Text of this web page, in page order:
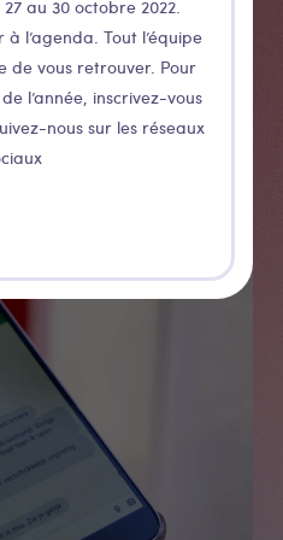
au 30 octobre 2022.
l’agenda. Tout l’équipe
de vous retrouver. Pour
l’année, inscrivez-vous
nous sur les réseaux
les résultats de deux
Gossip et DuoDisco